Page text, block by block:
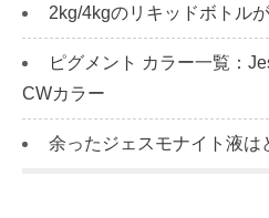
2kg/4kgのリキッドボトル
ピグメント カラー一覧：
CWカラー
余ったジェスモナイト液は